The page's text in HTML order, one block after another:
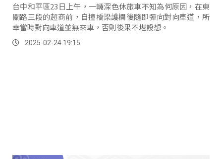
台中和平區23日上午，一輛深色休旅車不知為何原因，在東
關路三段的超商前，自撞橋梁護欄後隨即彈向對向車道，所
幸當時對向車道並無來車，否則後果不堪設想。
2025-02-24 19:15